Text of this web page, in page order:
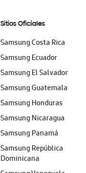
Sitios Oficiales
Samsung Costa Rica
Samsung Ecuador
Samsung El Salvador
Samsung Guatemala
Samsung Honduras
Samsung Nicaragua
Samsung Panamá
Samsung República
Dominicana